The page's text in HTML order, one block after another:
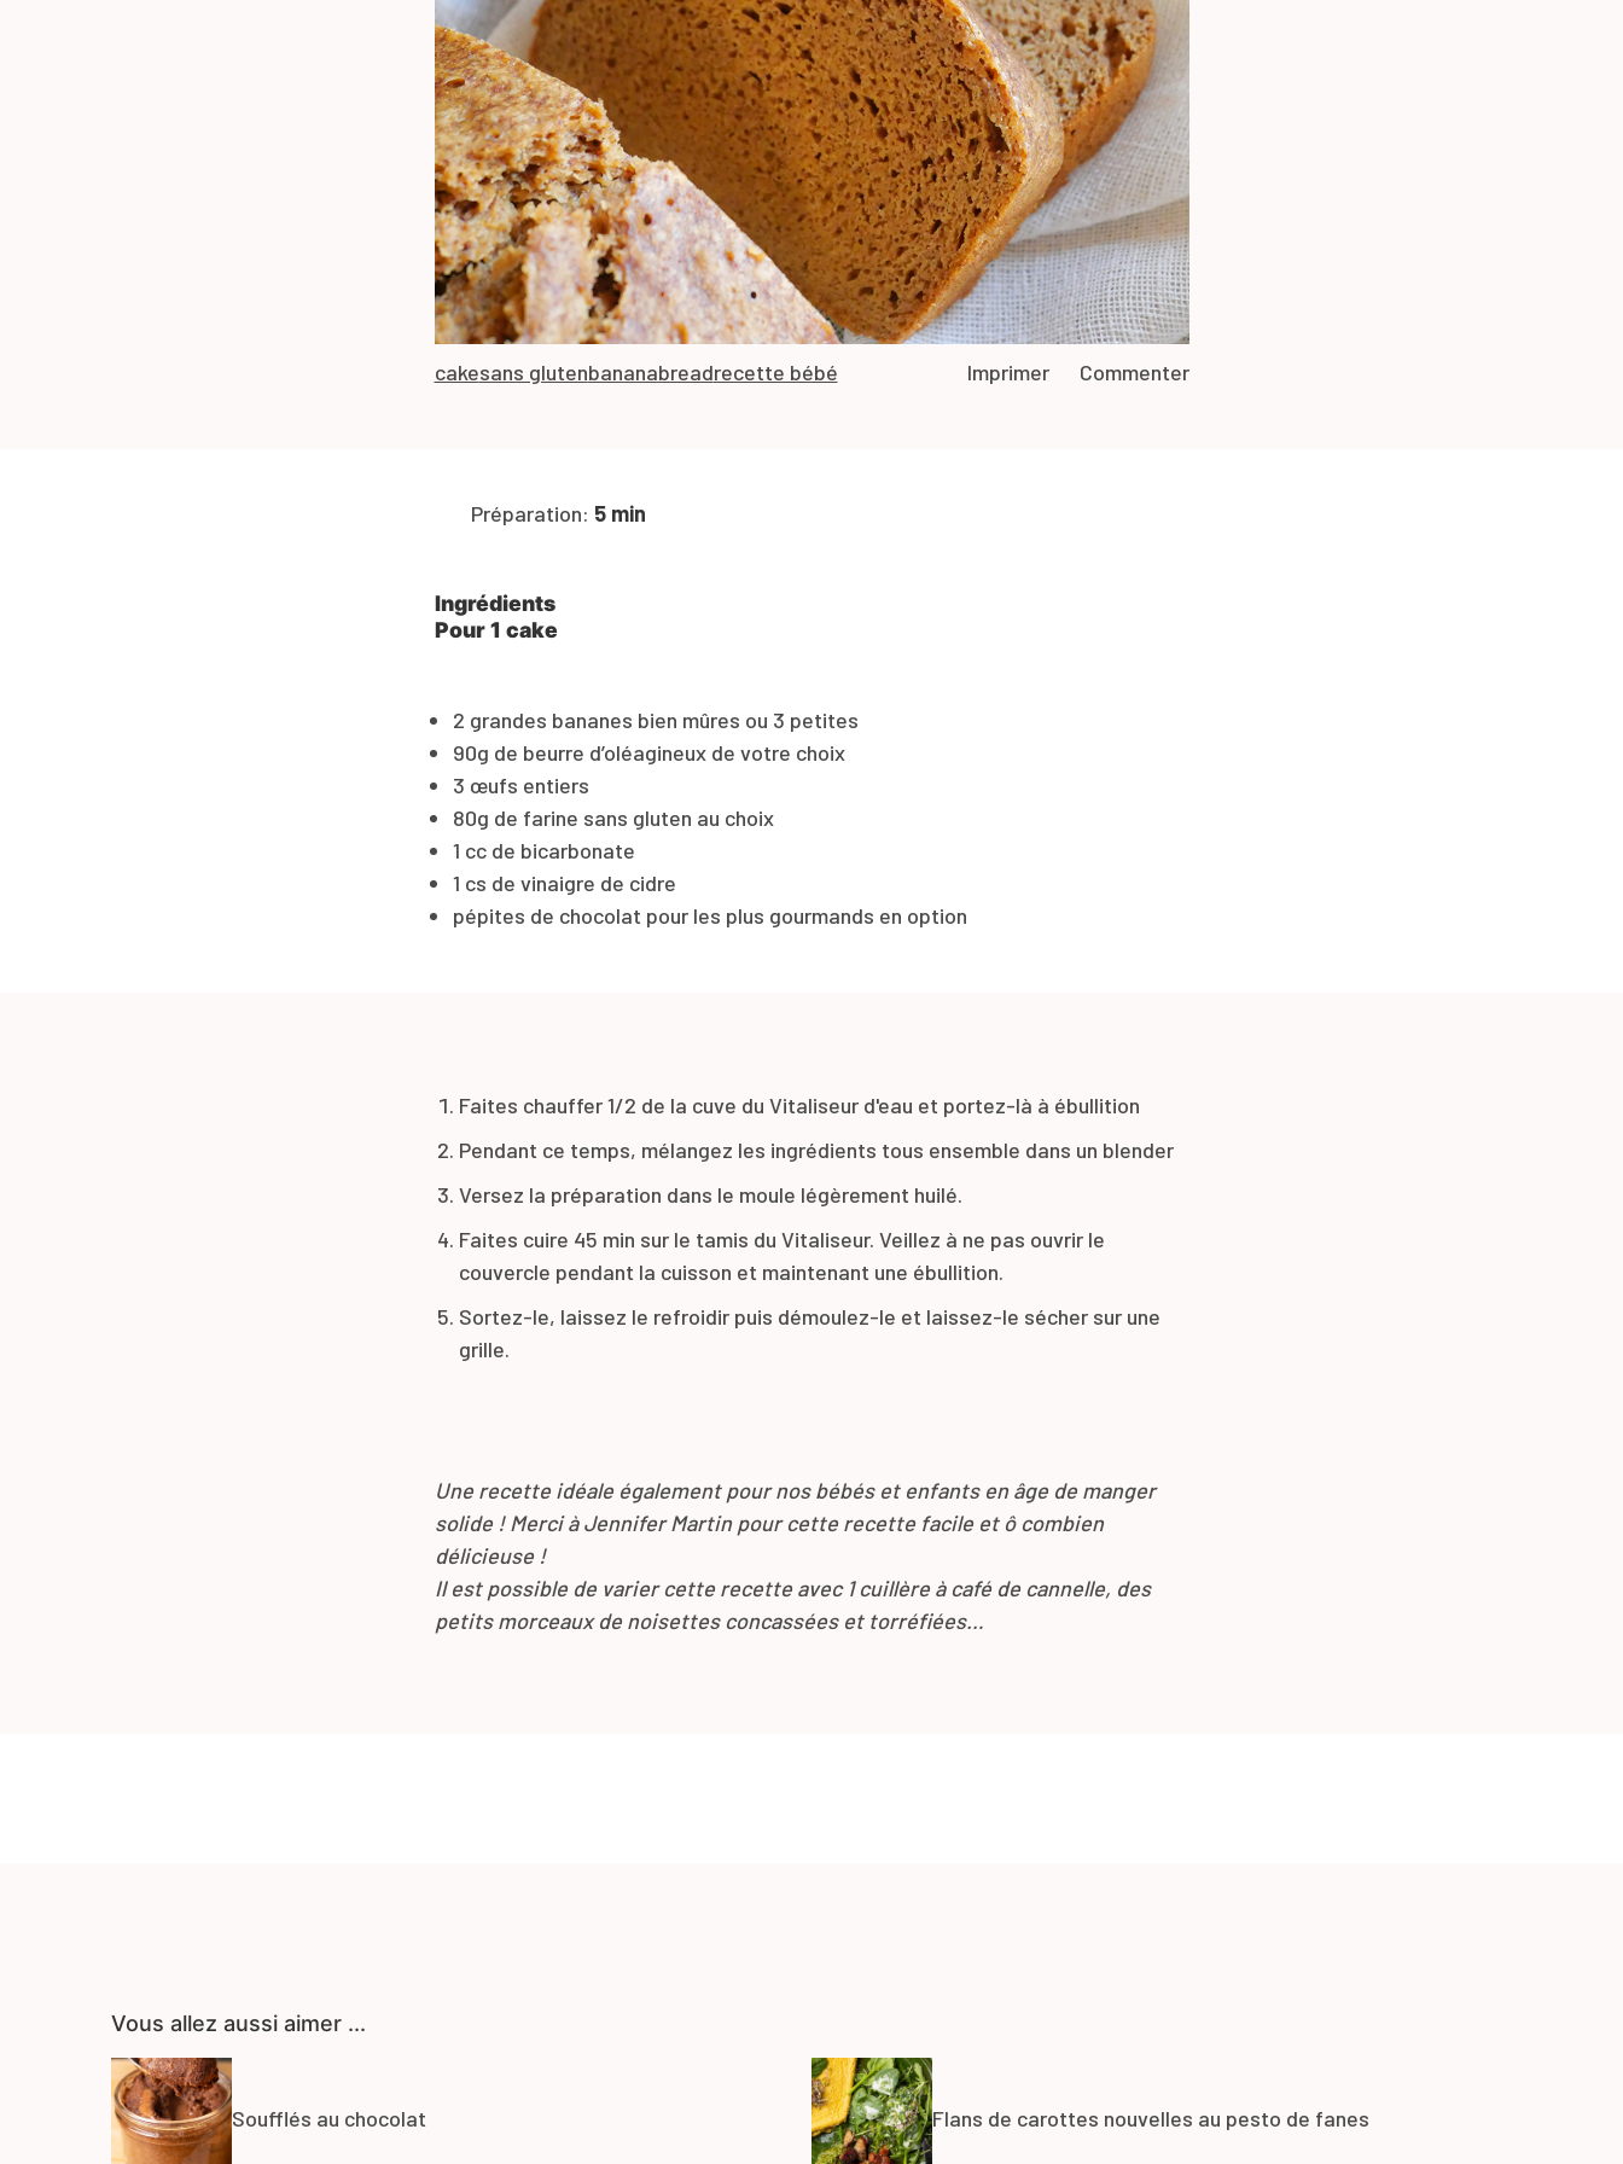
cakesans glutenbananabreadrecette bébé Imprimer Commenter
Préparation: 5 min
Ingrédients
Pour 1 cake
2 grandes bananes bien mûres ou 3 petites
90g de beurre d’oléagineux de votre choix
3 œufs entiers
80g de farine sans gluten au choix
1 cc de bicarbonate
1 cs de vinaigre de cidre
pépites de chocolat pour les plus gourmands en option
Faites chauffer 1/2 de la cuve du Vitaliseur d'eau et portez-là à ébullition
Pendant ce temps, mélangez les ingrédients tous ensemble dans un blender
Versez la préparation dans le moule légèrement huilé.
Faites cuire 45 min sur le tamis du Vitaliseur. Veillez à ne pas ouvrir le
couvercle pendant la cuisson et maintenant une ébullition.
Sortez-le, laissez le refroidir puis démoulez-le et laissez-le sécher sur une
grille.
Une recette idéale également pour nos bébés et enfants en âge de manger
solide ! Merci à Jennifer Martin pour cette recette facile et ô combien
délicieuse !
Il est possible de varier cette recette avec 1 cuillère à café de cannelle, des
petits morceaux de noisettes concassées et torréfiées…
Vous allez aussi aimer ...
Soufflés au chocolat Flans de carottes nouvelles au pesto de fanes